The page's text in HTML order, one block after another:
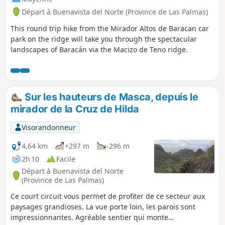
Los Bailadreros qui était ouvert et où on a pu manger et
boire : la balade est quand même en plein soleil la plupart
du temps. C'est d'ailleurs fréquenté par beaucoup de
randonneurs qui font des randonnées beaucoup plus
importantes.
Départ à Buenavista del Norte (Province de Las Palmas)
This round trip hike from the Mirador Altos de Baracan car
park on the ridge will take you through the spectacular
landscapes of Baracán via the Macizo de Teno ridge.
Sur les hauteurs de Masca, depuis le
mirador de la Cruz de Hilda
Visorandonneur
4,64 km
+297 m
-296 m
2h 10
Facile
Départ à Buenavista del Norte
(Province de Las Palmas)
Ce court circuit vous permet de profiter de ce secteur aux
paysages grandioses. La vue porte loin, les parois sont
impressionnantes. Agréable sentier qui monte